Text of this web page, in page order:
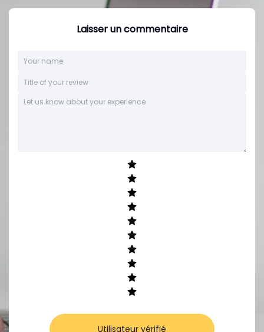
Laisser un commentaire
Utilisateur vérifié